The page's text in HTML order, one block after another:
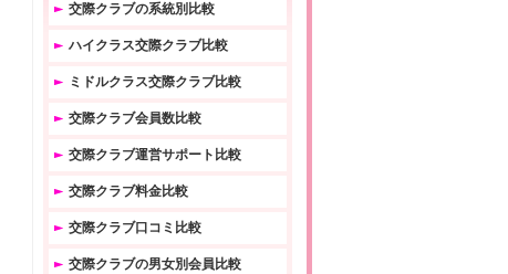
交際クラブの系統別比較
ハイクラス交際クラブ比較
ミドルクラス交際クラブ比較
交際クラブ会員数比較
交際クラブ運営サポート比較
交際クラブ料金比較
交際クラブ口コミ比較
交際クラブの男女別会員比較